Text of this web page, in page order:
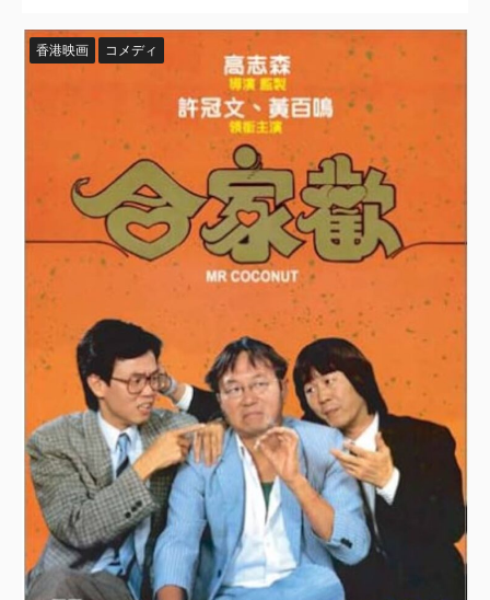
香港映画 コメディ